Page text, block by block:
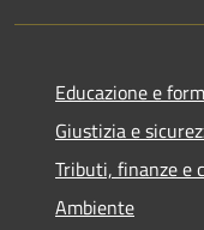
Educazione e
Giustizia e
Tributi, finanze e
Ambiente